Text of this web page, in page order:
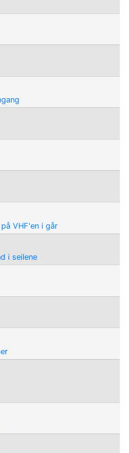
VHF'en i går
i seilene